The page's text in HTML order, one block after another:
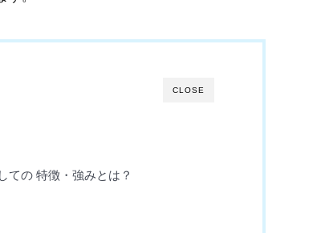
CLOSE
ての 特徴・強みとは？